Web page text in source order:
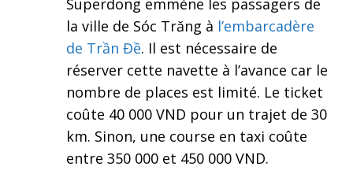
Superdong emmène les passagers de
la ville de Sóc Trăng à l’embarcadère
de Trần Đề. Il est nécessaire de
réserver cette navette à l’avance car le
nombre de places est limité. Le ticket
coûte 40 000 VND pour un trajet de 30
km. Sinon, une course en taxi coûte
entre 350 000 et 450 000 VND.